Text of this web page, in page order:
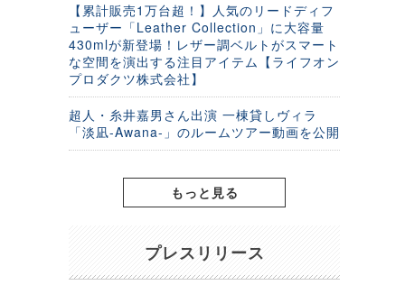
【累計販売1万台超！】人気のリードディフ
ューザー「Leather Collection」に大容量
430mlが新登場！レザー調ベルトがスマート
な空間を演出する注目アイテム【ライフオン
プロダクツ株式会社】
超人・糸井嘉男さん出演 一棟貸しヴィラ
「淡凪-Awana-」のルームツアー動画を公開
もっと見る
プレスリリース